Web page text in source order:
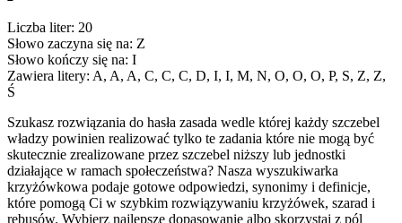
Liczba liter: 20
Słowo zaczyna się na: Z
Słowo kończy się na: I
Zawiera litery: A, A, A, C, C, C, D, I, I, M, N, O, O, O, P, S, Z, Z,
Ś
Szukasz rozwiązania do hasła zasada wedle której każdy szczebel
władzy powinien realizować tylko te zadania które nie mogą być
skutecznie zrealizowane przez szczebel niższy lub jednostki
działające w ramach społeczeństwa? Nasza wyszukiwarka
krzyżówkowa podaje gotowe odpowiedzi, synonimy i definicje,
które pomogą Ci w szybkim rozwiązywaniu krzyżówek, szarad i
rebusów. Wybierz najlepsze dopasowanie albo skorzystaj z pól